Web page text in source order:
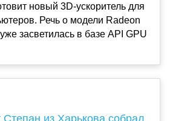
новый 3D-ускоритель для
Речь о модели Radeon
засветилась в базе API GPU
из Харькова собрал